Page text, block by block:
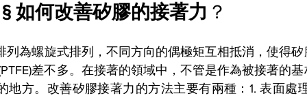
如何改善矽膠的接著力 ？
列為螺旋式排列，不同方向的偶極矩互相抵消，使得
差不多。在接著的領域中，不管是作為被接著的
地方。改善矽膠接著力的方法主要有兩種：1. 表面處